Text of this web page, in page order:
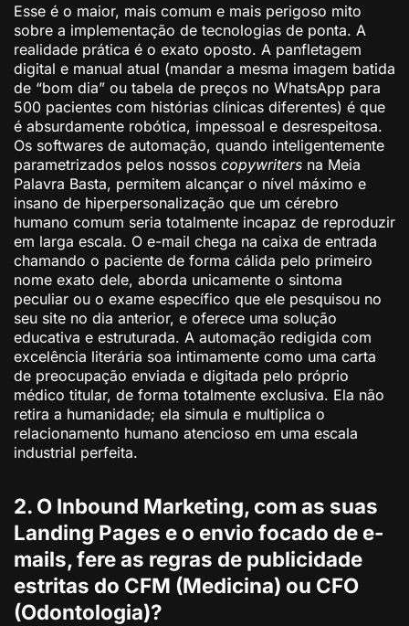
Esse é o maior, mais comum e mais perigoso mito
sobre a implementação de tecnologias de ponta. A
realidade prática é o exato oposto. A panfletagem
digital e manual atual (mandar a mesma imagem batida
de “bom dia” ou tabela de preços no WhatsApp para
500 pacientes com histórias clínicas diferentes) é que
é absurdamente robótica, impessoal e desrespeitosa.
Os softwares de automação, quando inteligentemente
parametrizados pelos nossos copywriters na Meia
Palavra Basta, permitem alcançar o nível máximo e
insano de hiperpersonalização que um cérebro
humano comum seria totalmente incapaz de reproduzir
em larga escala. O e-mail chega na caixa de entrada
chamando o paciente de forma cálida pelo primeiro
nome exato dele, aborda unicamente o sintoma
peculiar ou o exame específico que ele pesquisou no
seu site no dia anterior, e oferece uma solução
educativa e estruturada. A automação redigida com
excelência literária soa intimamente como uma carta
de preocupação enviada e digitada pelo próprio
médico titular, de forma totalmente exclusiva. Ela não
retira a humanidade; ela simula e multiplica o
relacionamento humano atencioso em uma escala
industrial perfeita.
2. O Inbound Marketing, com as suas
Landing Pages e o envio focado de e-
mails, fere as regras de publicidade
estritas do CFM (Medicina) ou CFO
(Odontologia)?